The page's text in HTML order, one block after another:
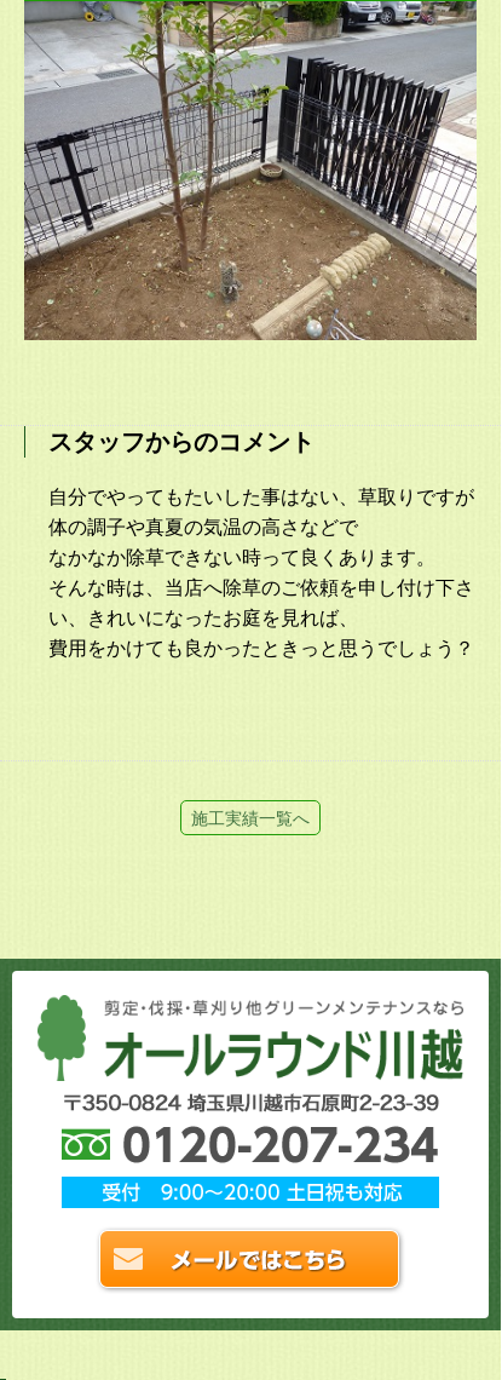
スタッフからのコメント
自分でやってもたいした事はない、草取りですが
体の調子や真夏の気温の高さなどで
なかなか除草できない時って良くあります。
そんな時は、当店へ除草のご依頼を申し付け下さ
い、きれいになったお庭を見れば、
費用をかけても良かったときっと思うでしょう？
施工実績一覧へ